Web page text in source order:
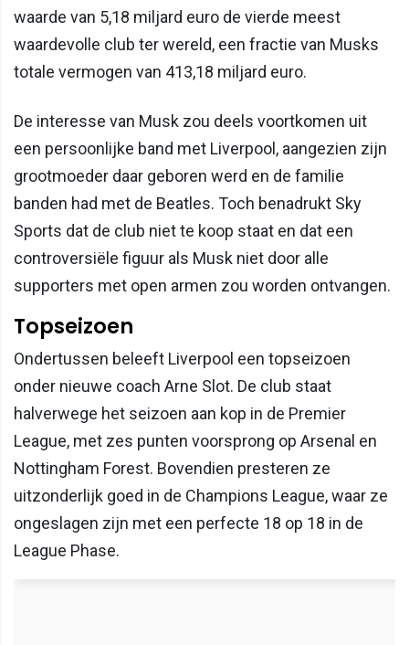
waarde van 5,18 miljard euro de vierde meest
waardevolle club ter wereld, een fractie van Musks
totale vermogen van 413,18 miljard euro.
De interesse van Musk zou deels voortkomen uit
een persoonlijke band met Liverpool, aangezien zijn
grootmoeder daar geboren werd en de familie
banden had met de Beatles. Toch benadrukt Sky
Sports dat de club niet te koop staat en dat een
controversiële figuur als Musk niet door alle
supporters met open armen zou worden ontvangen.
Topseizoen
Ondertussen beleeft Liverpool een topseizoen
onder nieuwe coach Arne Slot. De club staat
halverwege het seizoen aan kop in de Premier
League, met zes punten voorsprong op Arsenal en
Nottingham Forest. Bovendien presteren ze
uitzonderlijk goed in de Champions League, waar ze
ongeslagen zijn met een perfecte 18 op 18 in de
League Phase.